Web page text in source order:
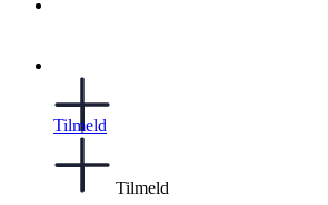
Tilmeld
Tilmeld